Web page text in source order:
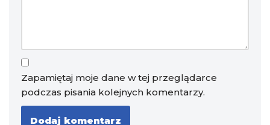
Zapamiętaj moje dane w tej przeglądarce
podczas pisania kolejnych komentarzy.